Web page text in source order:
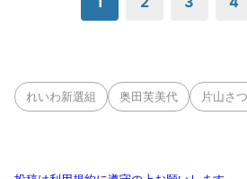
れいわ新選組 奥田芙美代 片山さ